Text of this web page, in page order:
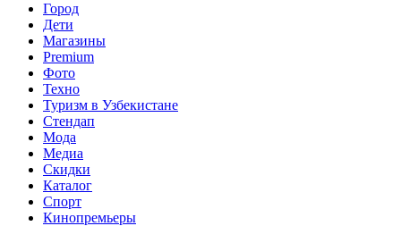
Город
Дети
Магазины
Premium
Фото
Техно
Туризм в Узбекистане
Стендап
Мода
Медиа
Скидки
Каталог
Спорт
Кинопремьеры